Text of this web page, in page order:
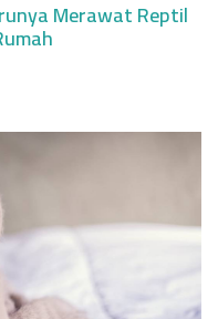
Merawat Reptil